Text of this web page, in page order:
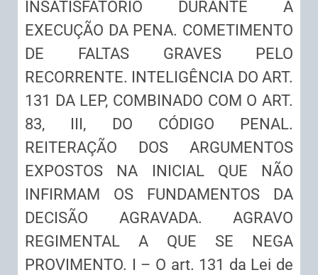
INSATISFATÓRIO DURANTE A
EXECUÇÃO DA PENA. COMETIMENTO
DE FALTAS GRAVES PELO
RECORRENTE. INTELIGÊNCIA DO ART.
131 DA LEP, COMBINADO COM O ART.
83, III, DO CÓDIGO PENAL.
REITERAÇÃO DOS ARGUMENTOS
EXPOSTOS NA INICIAL QUE NÃO
INFIRMAM OS FUNDAMENTOS DA
DECISÃO AGRAVADA. AGRAVO
REGIMENTAL A QUE SE NEGA
PROVIMENTO. I – O art. 131 da Lei de